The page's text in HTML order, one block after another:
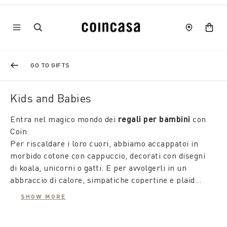
GO TO GIFTS
Kids and Babies
Entra nel magico mondo dei regali per bambini con
Coin.
Per riscaldare i loro cuori, abbiamo accappatoi in
morbido cotone con cappuccio, decorati con disegni
di koala, unicorni o gatti. E per avvolgerli in un
abbraccio di calore, simpatiche copertine e plaid
con motivi di coniglietti, pinguini e orsetti
SHOW MORE